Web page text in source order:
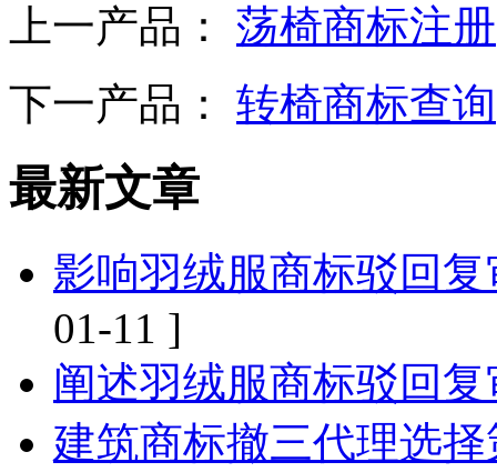
上一产品： 荡椅商标注册
下一产品： 转椅商标查询
最新文章
影响羽绒服商标驳回
01-11 ]
阐述羽绒服商标驳回
建筑商标撤三代理选